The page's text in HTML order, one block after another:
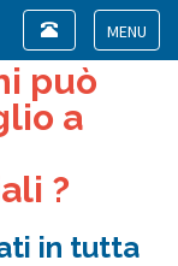
Toggle
Toggle
navigation
può
a
?
in tutta